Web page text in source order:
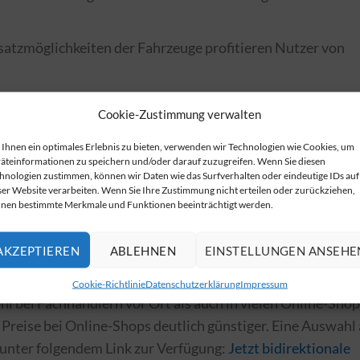
Cookie-Zustimmung verwalten
Ihnen ein optimales Erlebnis zu bieten, verwenden wir Technologien wie Cookies, um
zu speichern und/oder darauf zuzugreifen. Wenn Sie diesen
zustimmen, können wir Daten wie das Surfverhalten oder eindeutige IDs auf
Website verarbeiten. Wenn Sie Ihre Zustimmung nicht erteilen oder zurückziehen,
bestimmte Merkmale und Funktionen beeinträchtigt werden.
ABLEHNEN EINSTELLUNGEN
Cookie-RichtlinieDatenschutzerklärungImpressum
der Fahrzeuge profitieren Nutzer von
Wallboxen
wächst kontinuierlich. Mehrere Anbieter führen
in ihrem Sortiment. Eine aktuelle Übersicht über die
Sie unterMarktübersicht von bidirektionalen
bei Fachhändlern vor Ort als auch in vielen Online-
bei Online-Shops deutlich günstiger. Eine Auswahl
folgendem Link zur Verfügung: Jetzt bidirektionale